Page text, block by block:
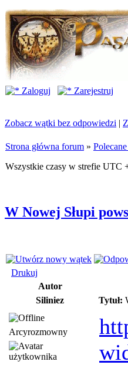
Zaloguj Zarejestruj
Zobacz wątki bez odpowiedzi |
Strona główna forum »
Wszystkie czasy w strefie UTC
W Nowej Słupi
Drukuj
Autor
Siliniez
Tytuł:
Arcyrozmowny